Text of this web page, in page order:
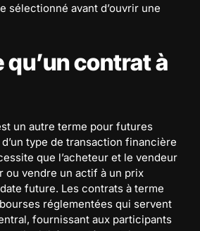
sélectionné avant d’ouvrir une
qu’un contrat à
un autre terme pour futures
type de transaction financière
que l’acheteur et le vendeur
ou vendre un actif à un prix
future. Les contrats à terme
réglementées qui servent
fournissant aux participants